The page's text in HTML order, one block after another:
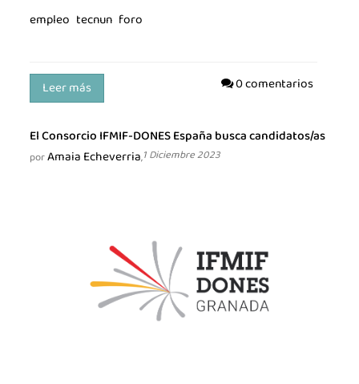
empleo tecnun foro
0 comentarios
Leer más
El Consorcio IFMIF-DONES España busca candidatos/as
porAmaia Echeverria,1 Diciembre 2023